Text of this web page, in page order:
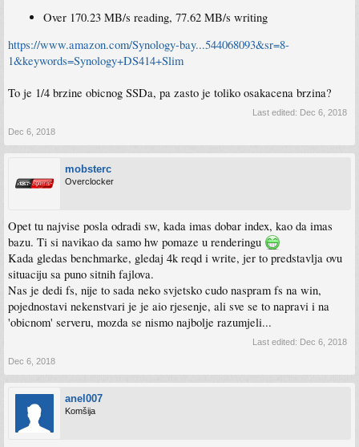
Over 170.23 MB/s reading, 77.62 MB/s writing
https://www.amazon.com/Synology-bay...544068093&sr=8-
1&keywords=Synology+DS414+Slim
To je 1/4 brzine obicnog SSDa, pa zasto je toliko osakacena brzina?
Last edited: Dec 6, 2018
Dec 6, 2018
mobsterc
Overclocker
Opet tu najvise posla odradi sw, kada imas dobar index, kao da imas
bazu. Ti si navikao da samo hw pomaze u renderingu
Kada gledas benchmarke, gledaj 4k reqd i write, jer to predstavlja ovu
situaciju sa puno sitnih fajlova.
Nas je dedi fs, nije to sada neko svjetsko cudo naspram fs na win,
pojednostavi nekenstvari je je aio rjesenje, ali sve se to napravi i na
'obicnom' serveru, mozda se nismo najbolje razumjeli...
Last edited: Dec 6, 2018
Dec 6, 2018
anel007
Komšija